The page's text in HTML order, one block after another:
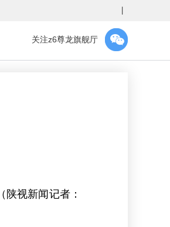
关注z6尊龙旗舰厅
视新闻记者：